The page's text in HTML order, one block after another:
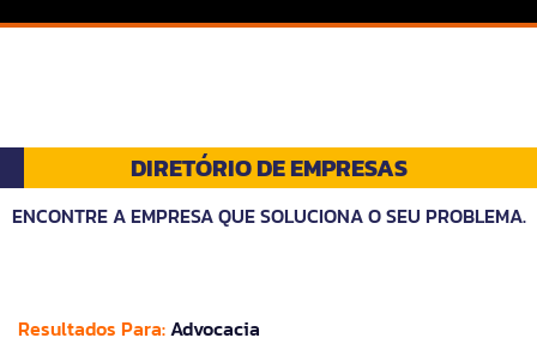
DIRETÓRIO DE EMPRESAS
ENCONTRE A EMPRESA QUE SOLUCIONA O SEU PROBLEMA.
Resultados Para:Advocacia